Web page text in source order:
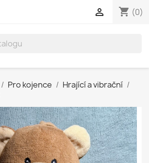
shopping_cart (0)

Pro kojence
Hrající a vibrační